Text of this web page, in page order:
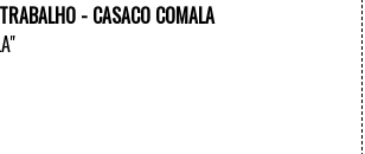
- CASACO COMALA